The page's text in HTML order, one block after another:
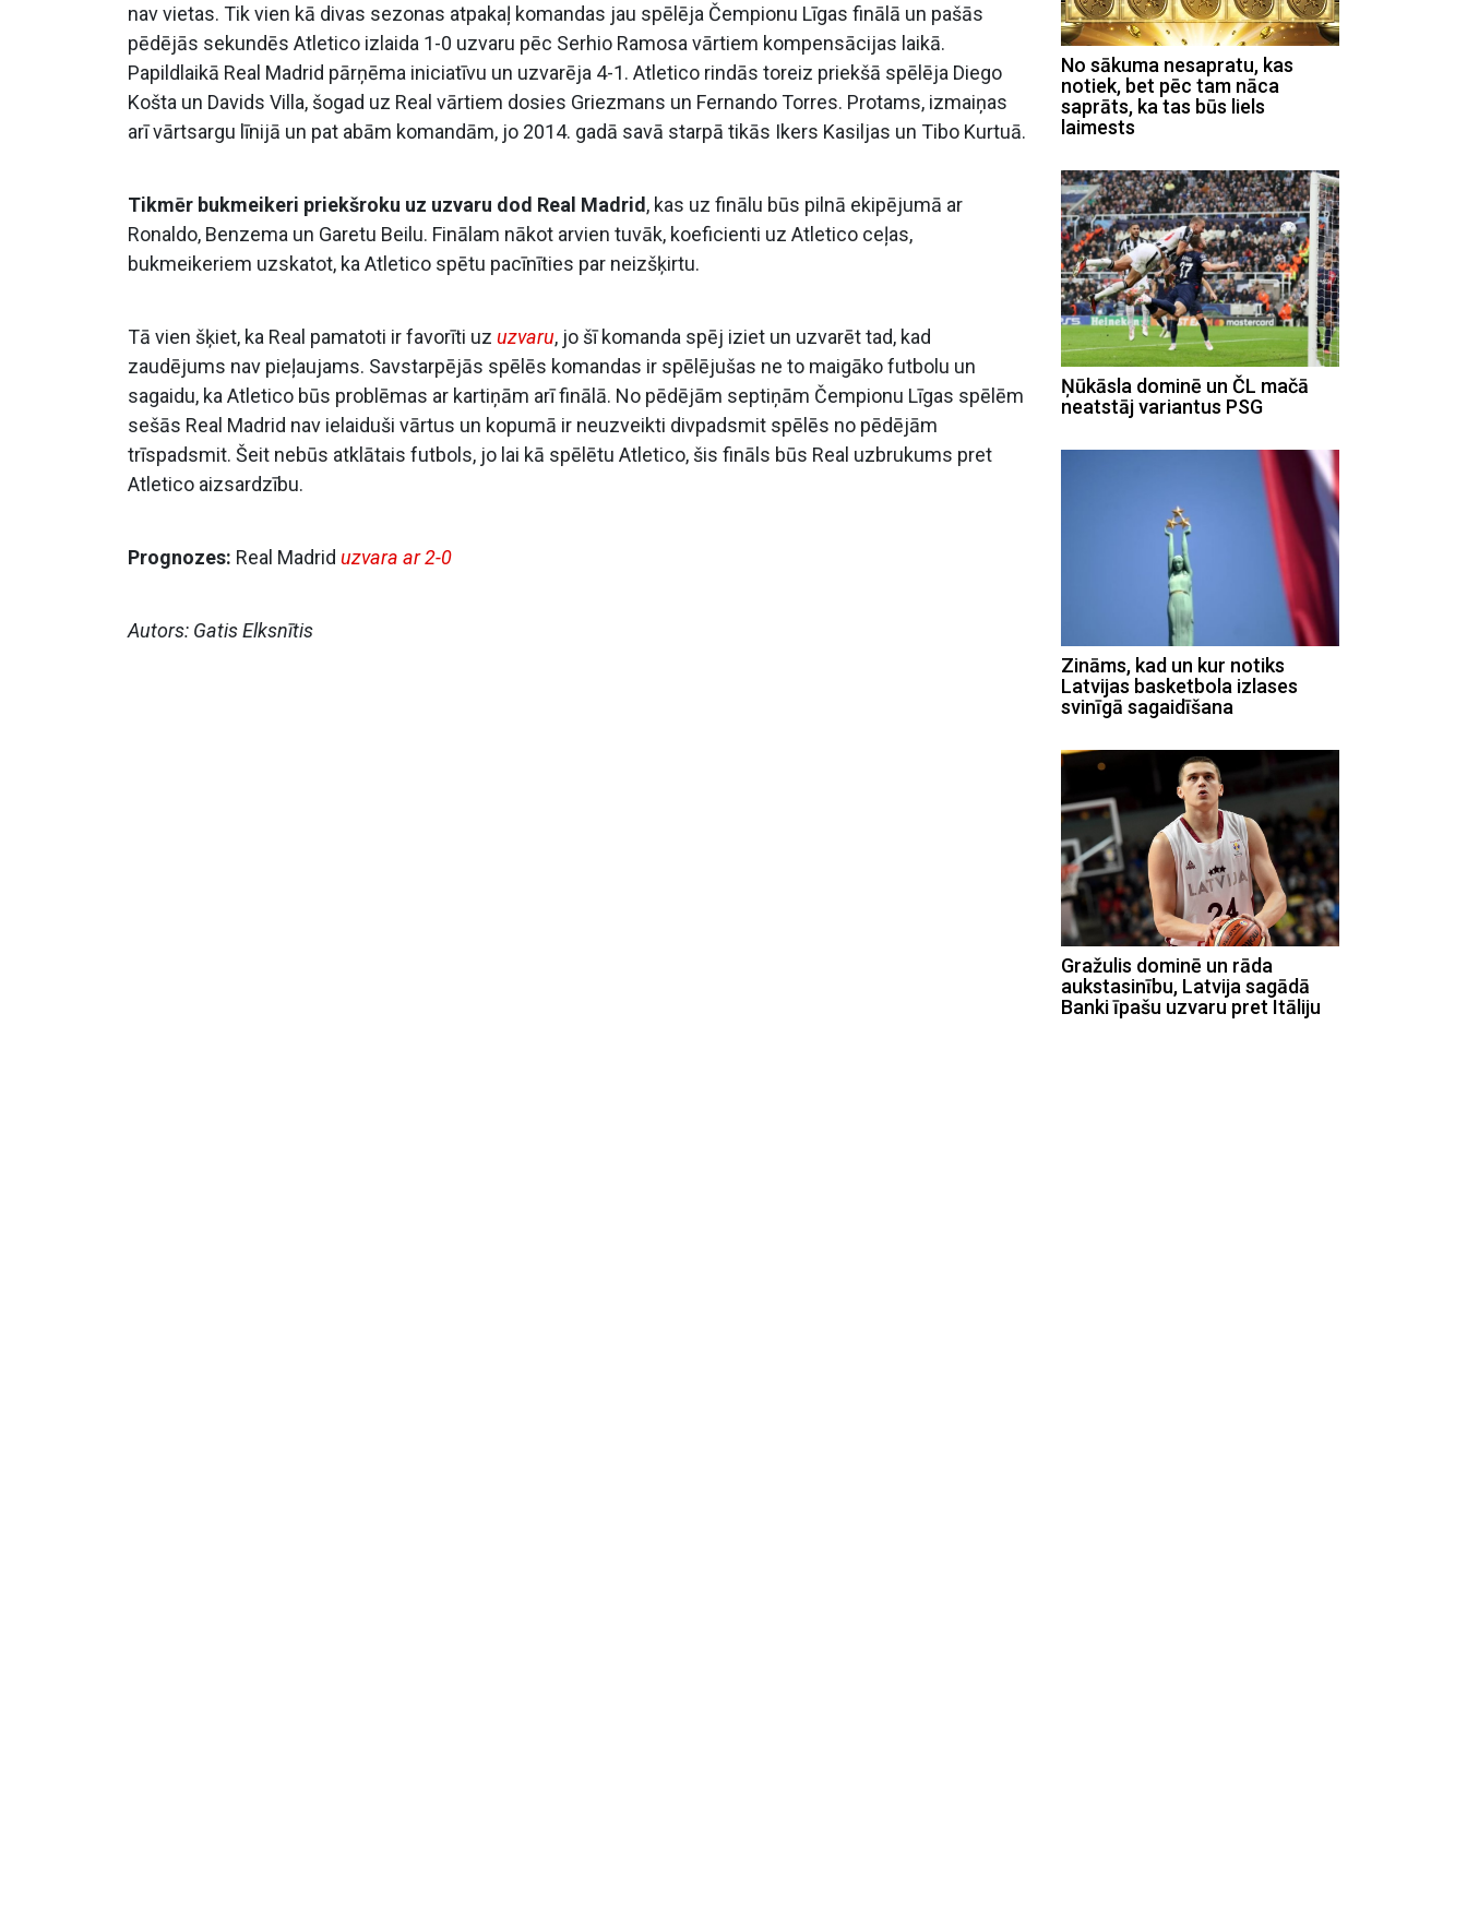
nav vietas. Tik vien kā divas sezonas atpakaļ komandas jau spēlēja Čempionu Līgas finālā un pašās
pēdējās sekundēs Atletico izlaida 1-0 uzvaru pēc Serhio Ramosa vārtiem kompensācijas laikā.
Papildlaikā Real Madrid pārņēma iniciatīvu un uzvarēja 4-1. Atletico rindās toreiz priekšā spēlēja Diego
Košta un Davids Villa, šogad uz Real vārtiem dosies Griezmans un Fernando Torres. Protams, izmaiņas
arī vārtsargu līnijā un pat abām komandām, jo 2014. gadā savā starpā tikās Ikers Kasiljas un Tibo Kurtuā.
Tikmēr bukmeikeri priekšroku uz uzvaru dod Real Madrid, kas uz finālu būs pilnā ekipējumā ar
Ronaldo, Benzema un Garetu Beilu. Finālam nākot arvien tuvāk, koeficienti uz Atletico ceļas,
bukmeikeriem uzskatot, ka Atletico spētu pacīnīties par neizšķirtu.
Tā vien šķiet, ka Real pamatoti ir favorīti uz uzvaru, jo šī komanda spēj iziet un uzvarēt tad, kad
zaudējums nav pieļaujams. Savstarpējās spēlēs komandas ir spēlējušas ne to maigāko futbolu un
sagaidu, ka Atletico būs problēmas ar kartiņām arī finālā. No pēdējām septiņām Čempionu Līgas spēlēm
sešās Real Madrid nav ielaiduši vārtus un kopumā ir neuzveikti divpadsmit spēlēs no pēdējām
trīspadsmit. Šeit nebūs atklātais futbols, jo lai kā spēlētu Atletico, šis fināls būs Real uzbrukums pret
Atletico aizsardzību.
Prognozes: Real Madrid uzvara ar 2-0
Autors: Gatis Elksnītis
No sākuma nesapratu, kas
notiek, bet pēc tam nāca
saprāts, ka tas būs liels
laimests
Ņūkāsla dominē un ČL mačā
neatstāj variantus PSG
Zināms, kad un kur notiks
Latvijas basketbola izlases
svinīgā sagaidīšana
Gražulis dominē un rāda
aukstasinību, Latvija sagādā
Banki īpašu uzvaru pret Itāliju